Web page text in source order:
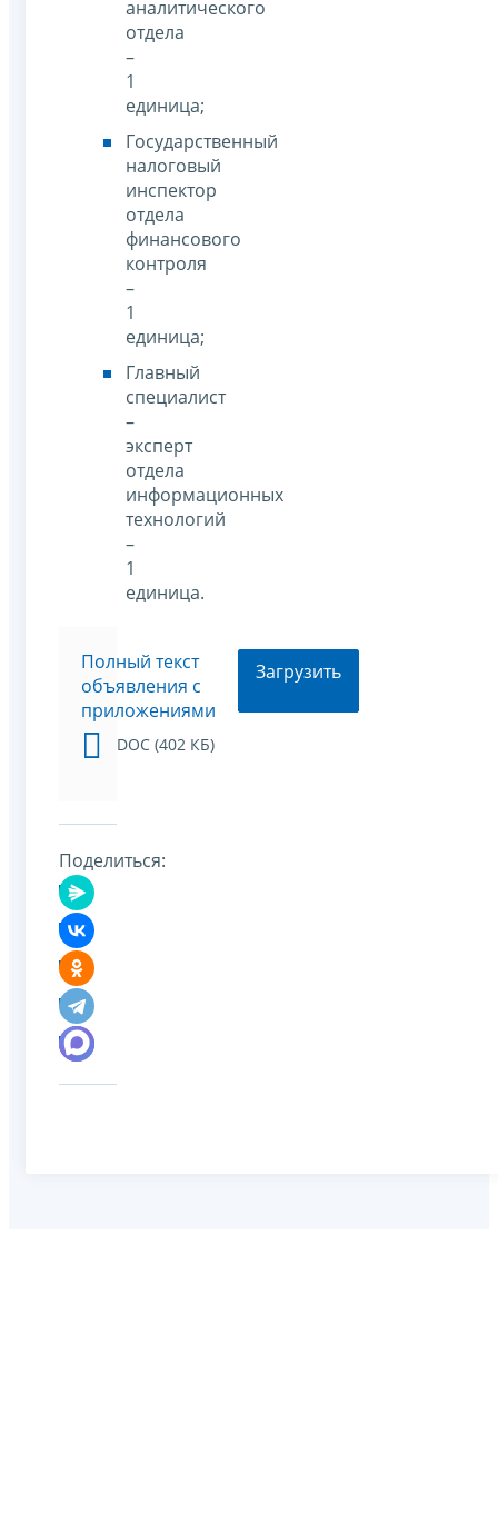
аналитического
отдела
–
1
единица;
Государственный
налоговый
инспектор
отдела
финансового
контроля
–
1
единица;
Главный
специалист
–
эксперт
отдела
информационных
технологий
–
1
единица.
Полный текст
объявления с
приложениями
DOC (402 КБ)
Загрузить
Поделиться: